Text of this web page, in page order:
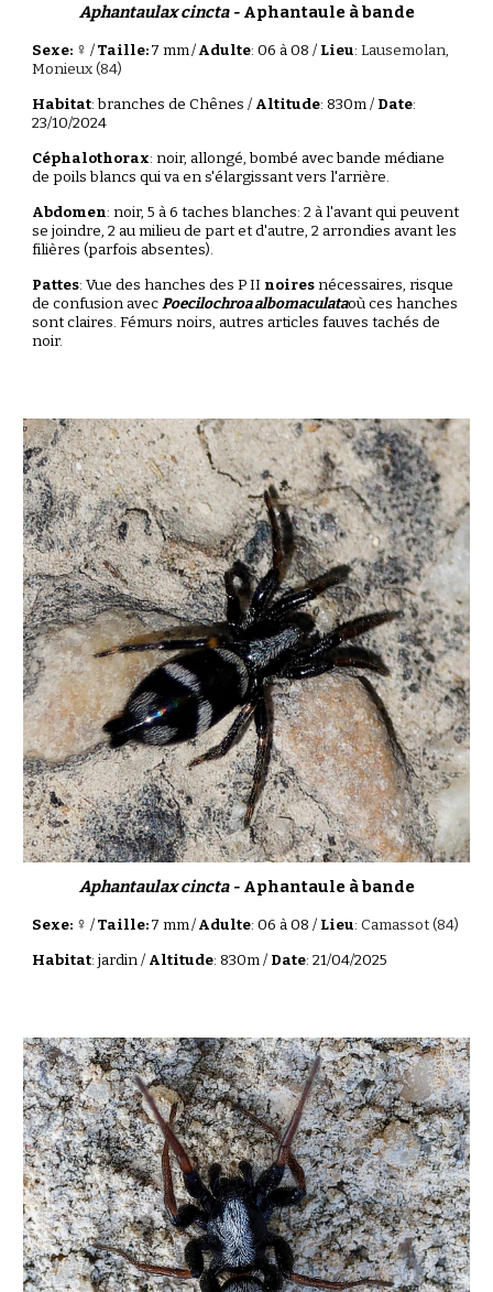
Aphantaulax cincta - Aphantaule à bande
Sexe: ♀ /Taille:7 mm/Adulte: 06 à08 / Lieu:Lausemolan,
Monieux(84)
Habitat:branches de Chênes / Altitude:830m / Date:
23/10/2024
Céphalothorax: noir, allongé, bombé avec bande médiane
de poils blancs qui va en s'élargissantvers l'arrière.
Abdomen:noir, 5 à 6 taches blanches: 2 à l'avant qui peuvent
se joindre, 2 au milieu de part et d'autre, 2 arrondies avant les
filières (parfois absentes).
Pattes: Vue des hanches des P II noiresnécessaires, risque
de confusion avecPoecilochroa albomaculataoù ces hanches
sontclaires. Fémurs noirs, autres articles fauves tachés de
noir.
Aphantaulax cincta - Aphantaule à bande
Sexe: ♀ /Taille:7 mm/Adulte: 06 à 08 / Lieu:Camassot(84)
Habitat:jardin/ Altitude: 830m / Date: 21/04/2025